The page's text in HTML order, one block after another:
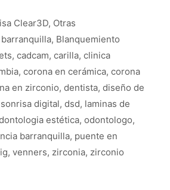
Clear3D, Otras
barranquilla, Blanquemiento
, cadcam, carilla, clinica
, corona en cerámica, corona
en zirconio, dentista, diseño de
digital, dsd, laminas de
estética, odontologo,
barranquilla, puente en
, venners, zirconia, zirconio